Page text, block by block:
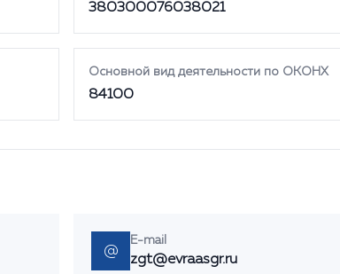
380300076038021
Основной вид деятельности по ОКОНХ
84100
@
E-mail
zgt@evraasgr.ru